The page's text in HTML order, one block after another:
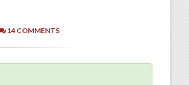
14 COMMENTS